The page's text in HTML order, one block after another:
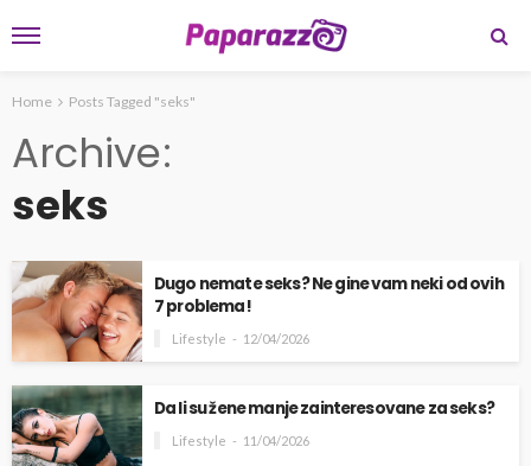
Home Posts Tagged "seks"
Archive
seks
Dugo nemate seks? Ne gine vam neki od ovih
7 problema!
Lifestyle 12/04/2026
Da li su žene manje zainteresovane za seks?
Lifestyle 11/04/2026